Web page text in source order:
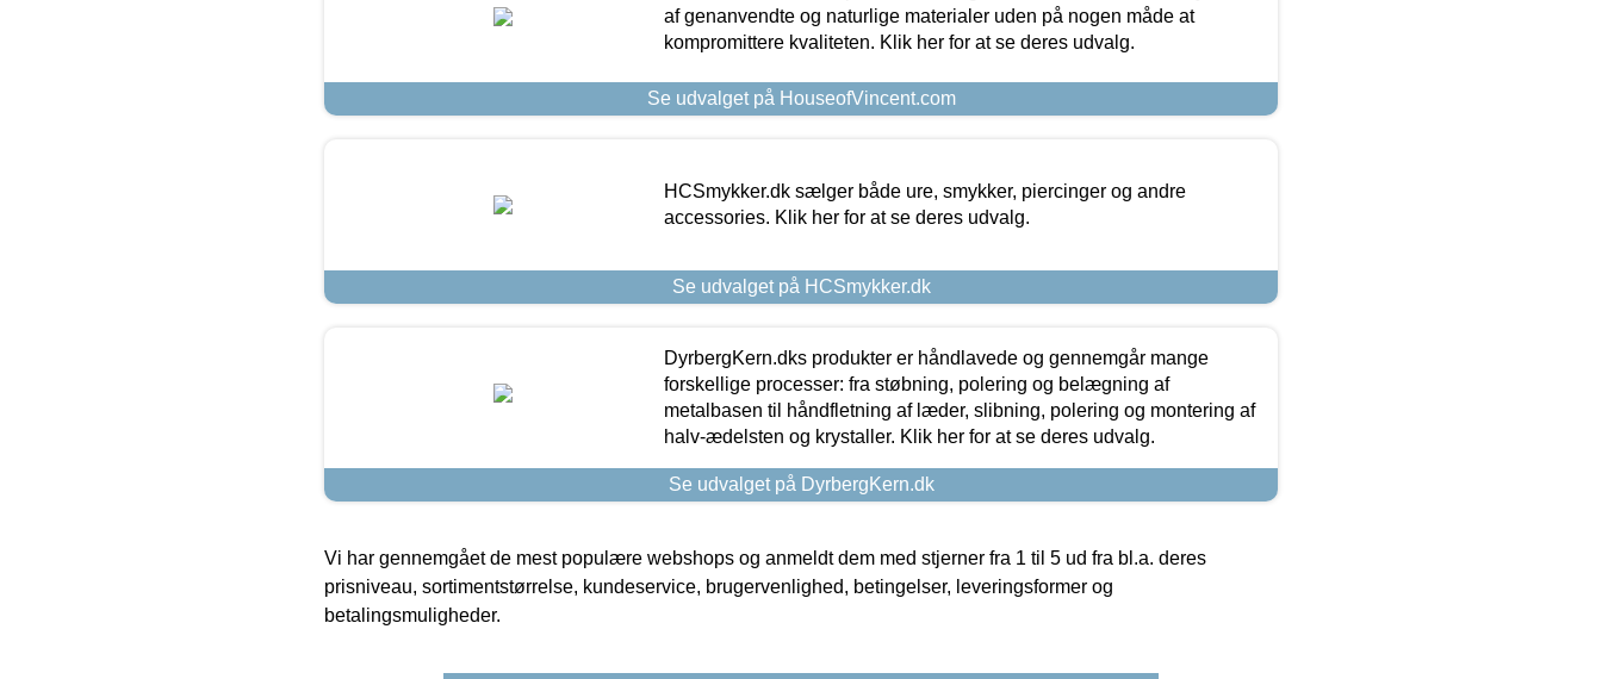
af genanvendte og naturlige materialer uden på nogen måde at
kompromittere kvaliteten. Klik her for at se deres udvalg.
Se udvalget på HouseofVincent.com
HCSmykker.dk sælger både ure, smykker, piercinger og andre
accessories. Klik her for at se deres udvalg.
Se udvalget på HCSmykker.dk
DyrbergKern.dks produkter er håndlavede og gennemgår mange
forskellige processer: fra støbning, polering og belægning af
metalbasen til håndfletning af læder, slibning, polering og montering af
halv-ædelsten og krystaller. Klik her for at se deres udvalg.
Se udvalget på DyrbergKern.dk
Vi har gennemgået de mest populære webshops og anmeldt dem med stjerner fra 1 til 5 ud fra bl.a. deres
prisniveau, sortimentstørrelse, kundeservice, brugervenlighed, betingelser, leveringsformer og
betalingsmuligheder.